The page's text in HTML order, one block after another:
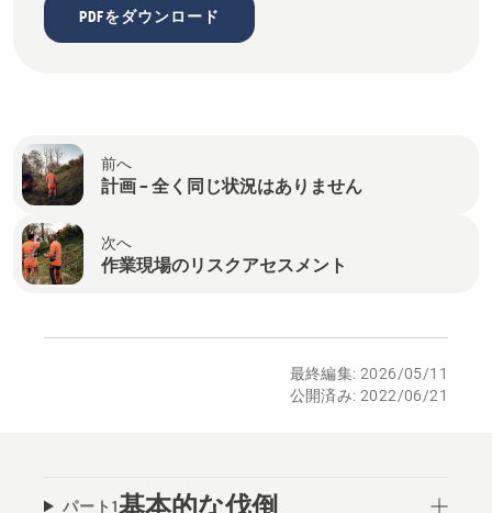
PDFをダウンロード
前へ
計画 – 全く同じ状況はありません
次へ
作業現場のリスクアセスメント
最終編集: 2026/05/11
公開済み: 2022/06/21
パート1基本的な伐倒